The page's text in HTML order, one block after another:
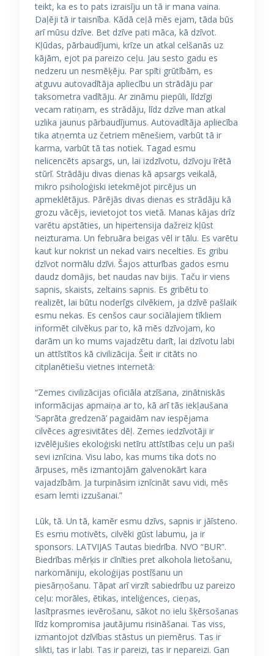
teikt, ka es to pats izraisīju un tā ir mana vaina.
Daļēji tā ir taisnība. Kādā ceļā mēs ejam, tāda būs
arī mūsu dzīve. Bet dzīve pati māca, kā dzīvot.
Kļūdas, pārbaudījumi, krīze un atkal celšanās uz
kājām, ejot pa pareizo ceļu. Jau sesto gadu es
nedzeru un nesmēķēju. Par spīti grūtībām, es
atguvu autovadītāja apliecību un strādāju par
taksometra vadītāju. Ar zināmu piepūli, līdzīgi
vecam ratiņam, es strādāju, līdz dzīve man atkal
uzlika jaunus pārbaudījumus. Autovadītāja apliecība
tika atņemta uz četriem mēnešiem, varbūt tā ir
karma, varbūt tā tas notiek. Tagad esmu
nelicencēts apsargs, un, lai izdzīvotu, dzīvoju īrētā
stūrī. Strādāju divas dienas kā apsargs veikalā,
mikro psiholoģiski ietekmējot pircējus un
apmeklētājus. Pārējās divas dienas es strādāju kā
grozu vācējs, ievietojot tos vietā. Manas kājas drīz
varētu apstāties, un hipertensija dažreiz kļūst
neizturama. Un februāra beigas vēl ir tālu. Es varētu
kaut kur nokrist un nekad vairs necelties. Es gribu
dzīvot normālu dzīvi. Šajos atturības gados esmu
daudz domājis, bet naudas nav bijis. Taču ir viens
sapnis, skaists, zeltains sapnis. Es gribētu to
realizēt, lai būtu noderīgs cilvēkiem, ja dzīvē pašlaik
esmu nekas. Es cenšos caur sociālajiem tīkliem
informēt cilvēkus par to, kā mēs dzīvojam, ko
darām un ko mums vajadzētu darīt, lai dzīvotu labi
un attīstītos kā civilizācija. Šeit ir citāts no
citplanētiešu vietnes internetā:
“Zemes civilizācijas oficiāla atzīšana, zinātniskās
informācijas apmaiņa ar to, kā arī tās iekļaušana
‘Saprāta gredzenā’ pagaidām nav iespējama
cilvēces agresivitātes dēļ. Zemes iedzīvotāji ir
izvēlējušies ekoloģiski netīru attīstības ceļu un paši
sevi iznīcina. Visu labo, kas mums tika dots no
ārpuses, mēs izmantojām galvenokārt kara
vajadzībām. Ja turpināsim iznīcināt savu vidi, mēs
esam lemti izzušanai.”
Lūk, tā. Un tā, kamēr esmu dzīvs, sapnis ir jāīsteno.
Es esmu motivēts, cilvēki gūst labumu, ja ir
sponsors. LATVIJAS Tautas biedrība. NVO “BUR”.
Biedrības mērķis ir cīnīties pret alkohola lietošanu,
narkomāniju, ekoloģijas postīšanu un
piesārņošanu. Tāpat arī virzīt sabiedrību uz pareizo
ceļu: morāles, ētikas, inteliģences, cieņas,
lasītprasmes ievērošanu, sākot no ielu šķērsošanas
līdz kompromisa jautājumu risināšanai. Tas viss,
izmantojot dzīvības stāstus un piemērus. Tas ir
slikti, tas ir labi. Tas ir pareizi, tas ir nepareizi. Gan